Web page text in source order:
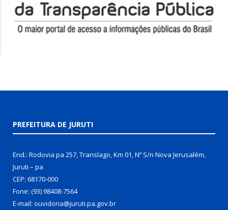
PREFEITURA DE JURUTI
End.: Rodovia pa 257, Translago, Km 01, Nº S/n Nova Jerusalém,
Juruti – pa
CEP: 68170-000
Fone: (93) 98408-7564
E-mail: ouvidoria@juruti.pa.gov.br